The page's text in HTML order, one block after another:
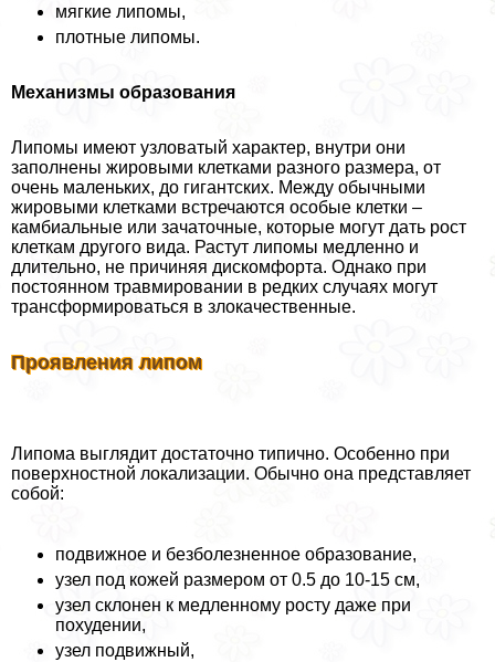
мягкие липомы,
плотные липомы.
Механизмы образования
Липомы имеют узловатый хаpaктер, внутри они
заполнены жировыми клетками разного размера, от
очень маленьких, до гигантских. Между обычными
жировыми клетками встречаются особые клетки –
камбиальные или зачаточные, которые могут дать рост
клеткам другого вида. Растут липомы медленно и
длительно, не причиняя дискомфорта. Однако при
постоянном травмировании в редких случаях могут
трaнcформироваться в злокачественные.
Проявления липом
Липома выглядит достаточно типично. Особенно при
поверхностной локализации. Обычно она представляет
собой:
подвижное и безболезненное образование,
узел под кожей размером от 0.5 до 10-15 см,
узел склонен к медленному росту даже при
похудении,
узел подвижный,